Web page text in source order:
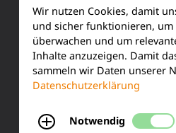
Training &
Wir nutzen Cookies, damit
und sicher funktionieren, um
überwachen und um
Inhalte anzuzeigen. Damit
sammeln wir Daten unserer
Datenschutzerklärung
Notwendig